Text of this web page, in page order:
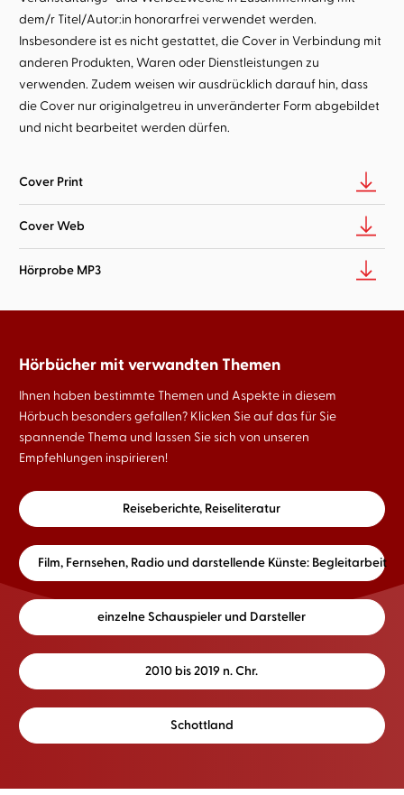
dem/r Titel/Autor:in honorarfrei verwendet werden.
Insbesondere ist es nicht gestattet, die Cover in Verbindung mit
anderen Produkten, Waren oder Dienstleistungen zu
verwenden. Zudem weisen wir ausdrücklich darauf hin, dass
die Cover nur originalgetreu in unveränderter Form abgebildet
und nicht bearbeitet werden dürfen.
Cover Print
Cover Web
Hörprobe MP3
Hörbücher mit verwandten Themen
Ihnen haben bestimmte Themen und Aspekte in diesem
Hörbuch besonders gefallen? Klicken Sie auf das für Sie
spannende Thema und lassen Sie sich von unseren
Empfehlungen inspirieren!
Reiseberichte, Reiseliteratur
Film, Fernsehen, Radio und darstellende Künste: Begleitarbeit
einzelne Schauspieler und Darsteller
2010 bis 2019 n. Chr.
Schottland